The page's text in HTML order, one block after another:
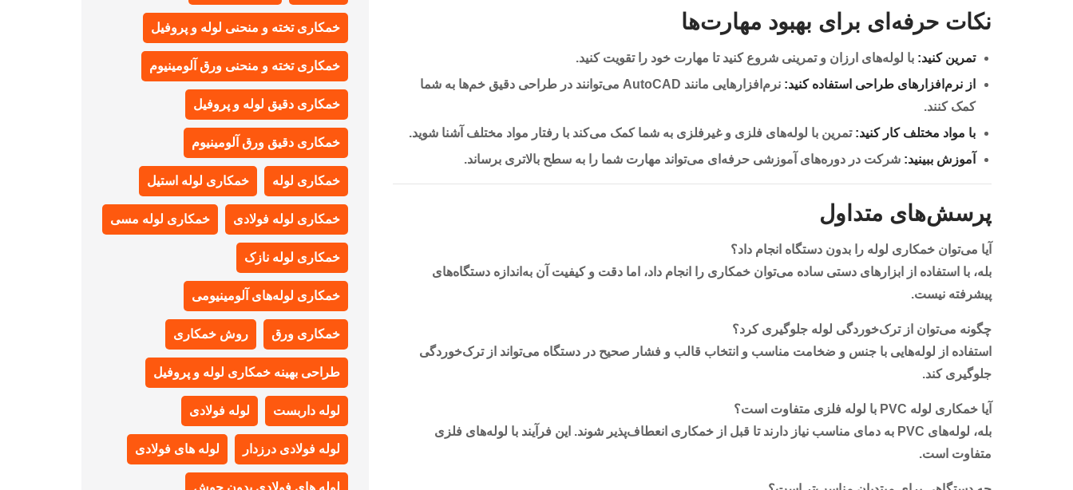
نکات حرفه‌ای برای بهبود مهارت‌ها
تمرین کنید: با لوله‌های ارزان و تمرینی شروع کنید تا مهارت خود را تقویت کنید.
از نرم‌افزارهای طراحی استفاده کنید:
نرم‌افزارهایی مانند AutoCAD می‌توانند در طراحی دقیق خم‌ها به شما
کمک کنند.
با مواد مختلف کار کنید: تمرین با لوله‌های فلزی و غیرفلزی به شما کمک می‌کند با رفتار مواد مختلف آشنا شوید.
آموزش ببینید: شرکت در دوره‌های آموزشی حرفه‌ای می‌تواند مهارت شما را به سطح بالاتری برساند.
پرسش‌های متداول
آیا می‌توان خمکاری لوله را بدون دستگاه انجام داد؟
بله، با استفاده از ابزارهای دستی ساده می‌توان خمکاری را انجام داد، اما دقت و کیفیت آن به‌اندازه دستگاه‌های
پیشرفته نیست.
چگونه می‌توان از ترک‌خوردگی لوله جلوگیری کرد؟
استفاده از لوله‌هایی با جنس و ضخامت مناسب و انتخاب قالب و فشار صحیح در دستگاه می‌تواند از ترک‌خوردگی
جلوگیری کند.
آیا خمکاری لوله PVC با لوله فلزی متفاوت است؟
بله، لوله‌های PVC به دمای مناسب نیاز دارند تا قبل از خمکاری انعطاف‌پذیر شوند. این فرآیند با لوله‌های فلزی
متفاوت است.
خمکاری تخته و منحنی لوله و پروفیل
خمکاری تخته و منحنی ورق آلومینیوم
خمکاری دقیق لوله و پروفیل
خمکاری دقیق ورق آلومینیوم
خمکاری لوله خمکاری لوله استیل
خمکاری لوله فولادی خمکاری لوله مسی
خمکاری لوله نازک
خمکاری لوله‌های آلومینیومی
خمکاری ورق روش خمکاری
طراحی بهینه خمکاری لوله و پروفیل
لوله داربست لوله فولادی
لوله فولادی درزدار لوله های فولادی
لوله های فولادی بدون جوش